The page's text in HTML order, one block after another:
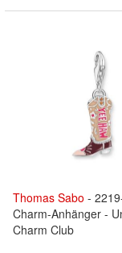
Thomas Sabo -
Charm-Anhänger -
Charm Club